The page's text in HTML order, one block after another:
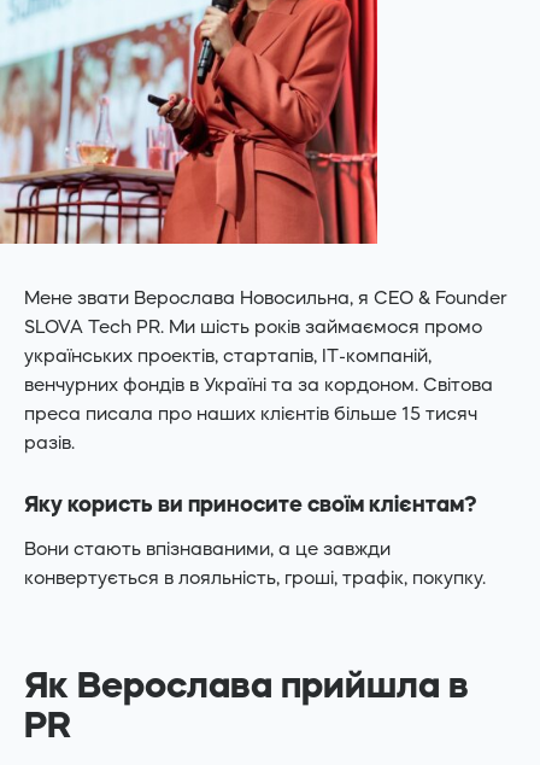
Мене звати Верослава Новосильна, я CEO & Founder
SLOVA Tech PR. Ми шість років займаємося промо
українських проектів, стартапів, IT-компаній,
венчурних фондів в Україні та за кордоном. Світова
преса писала про наших клієнтів більше 15 тисяч
разів.
Яку користь ви приносите своїм клієнтам?
Вони стають впізнаваними, а це завжди
конвертується в лояльність, гроші, трафік, покупку.
Як Верослава прийшла в
PR